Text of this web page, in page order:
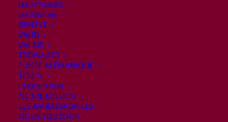
LES ARTISANES
LES RÉGIONS
GENÈVE
VAUD
VALAIS
TROIS-LACS
SUISSE ALÉMANIQUE
TESSIN
L’ASSOCIATION
NOTRE MISSION
LES AMBASSADRICES
NOUS SOUTENIR
Partez à la découverte de
la Suisse avec notre
DÉCOUVRIR LE COFFRET